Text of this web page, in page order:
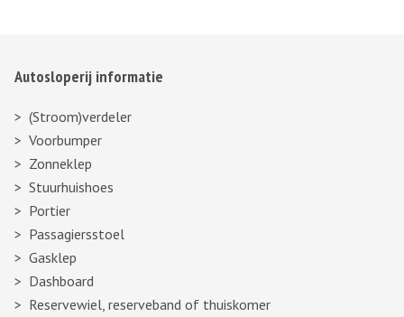
Autosloperij informatie
(Stroom)verdeler
Voorbumper
Zonneklep
Stuurhuishoes
Portier
Passagiersstoel
Gasklep
Dashboard
Reservewiel, reserveband of thuiskomer